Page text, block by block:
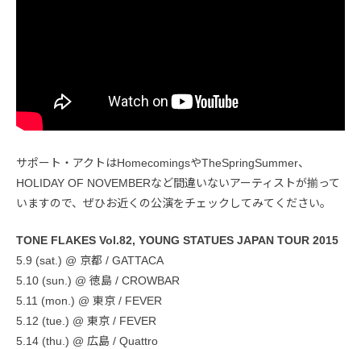
サポート・アクトはHomecomingsやTheSpringSummer、
HOLIDAY OF NOVEMBERなど間違いないアーティストが揃って
いますので、ぜひお近くの公演をチェックしてみてください。
TONE FLAKES Vol.82, YOUNG STATUES JAPAN TOUR 2015
5.9 (sat.) @ 京都 / GATTACA
5.10 (sun.) @ 徳島 / CROWBAR
5.11 (mon.) @ 東京 / FEVER
5.12 (tue.) @ 東京 / FEVER
5.14 (thu.) @ 広島 / Quattro